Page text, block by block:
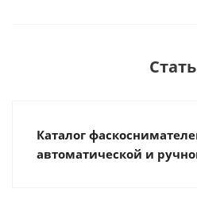
Каталог
автоматической и